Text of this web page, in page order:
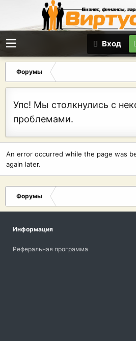
Вход
Форумы
Упс! Мы столкнулись с
проблемами.
An error occurred while the page was
again later.
Форумы
Информация
Реферальная программа